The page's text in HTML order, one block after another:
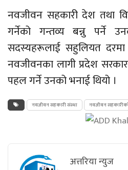
नवजीवन सहकारी देश तथा
गर्नेको गन्तव्य बन्नु पर्ने
सदस्यहरूलाई सहुलियत दरमा
नवजीवनका लागी प्रदेश
पहल गर्ने उनको भनाई थियो ।
नवजीवन सहकारी संस्था नवजीवन
अत्तरिया न्युज